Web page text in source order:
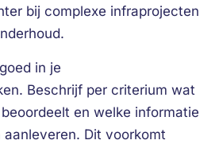
bij complexe infraprojecten
in je
Beschrijf per criterium wat
en welke informatie
Dit voorkomt